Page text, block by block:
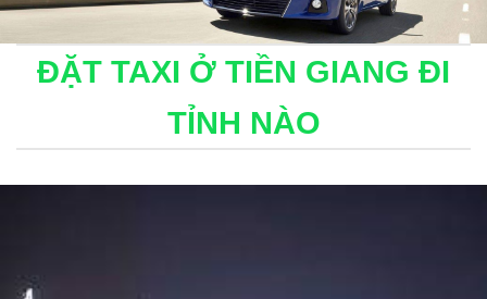
ĐẶT TAXI Ở TIỀN GIANG ĐI
TỈNH NÀO